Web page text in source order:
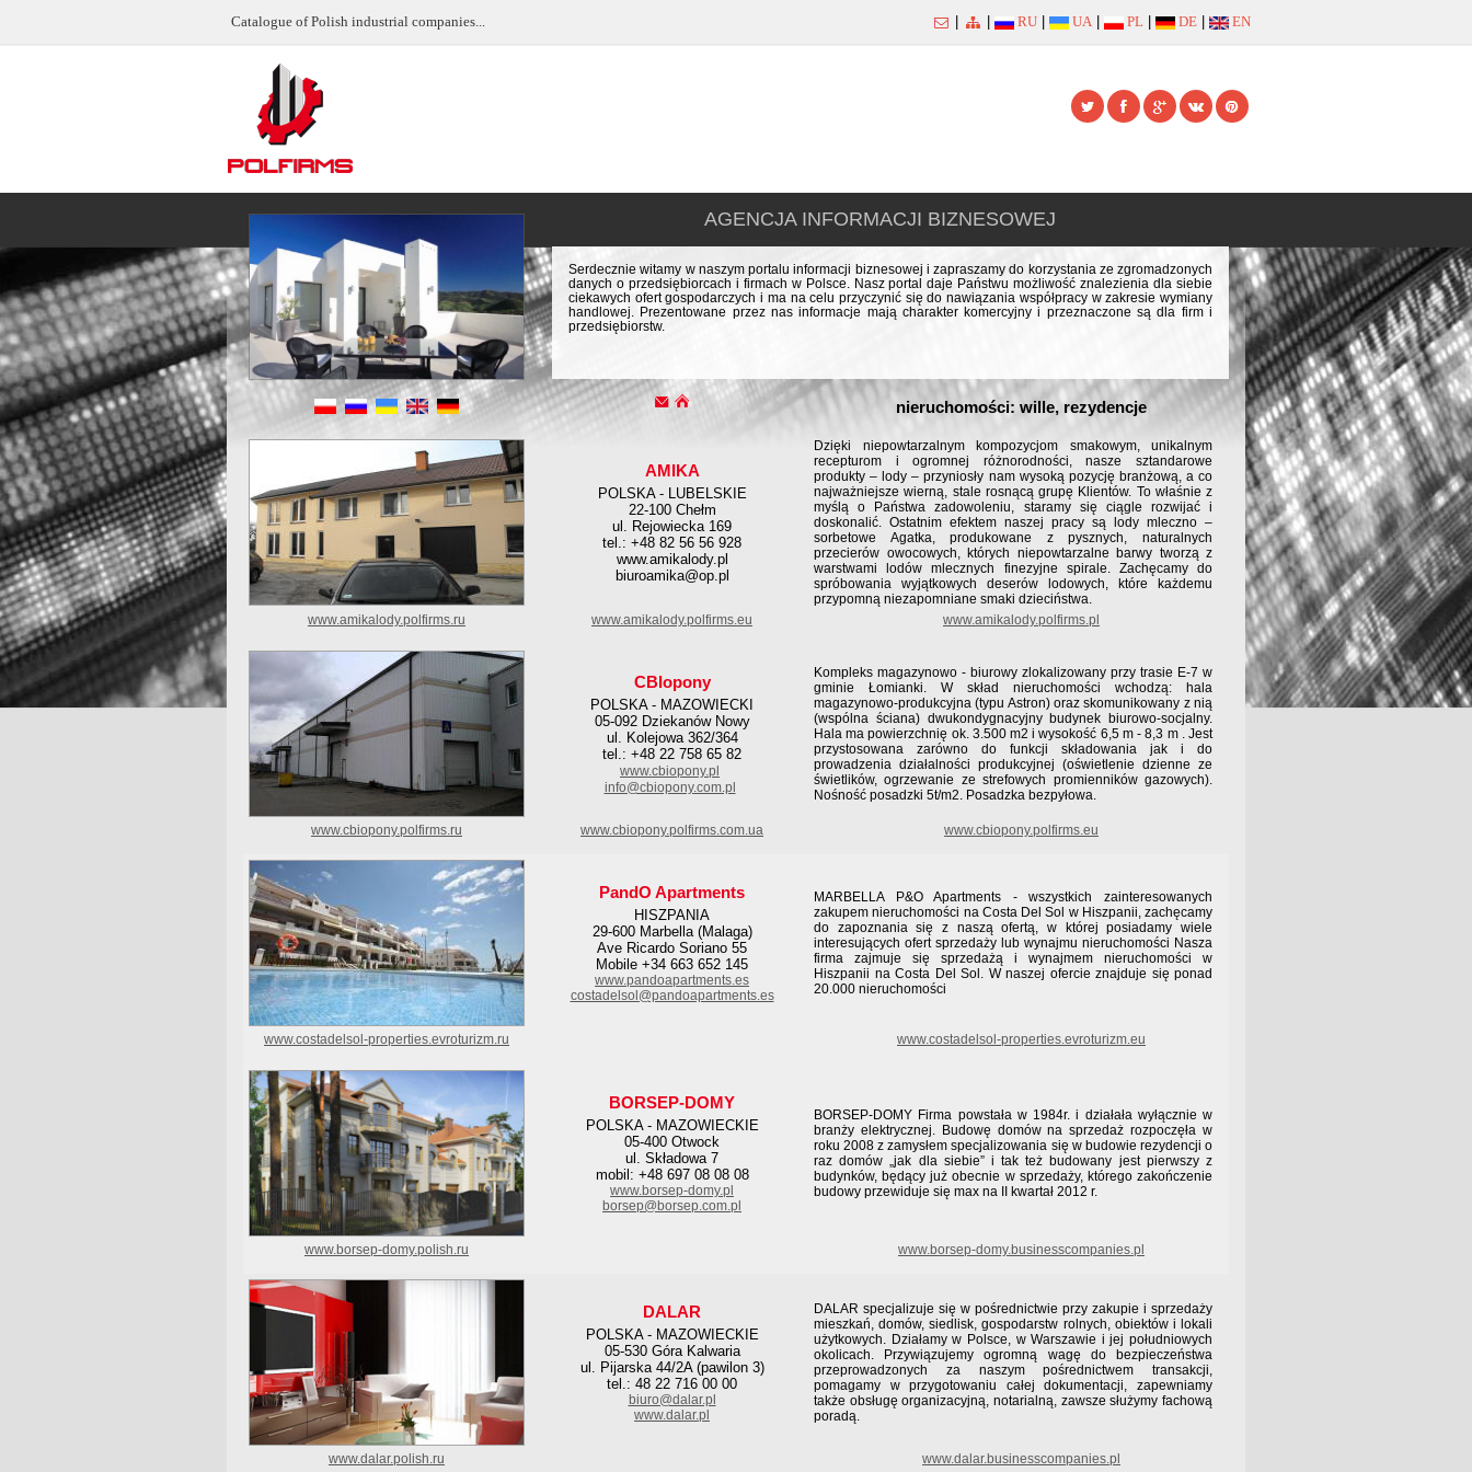
Catalogue of Polish industrial companies... RU UA PL DE EN
AGENCJA INFORMACJI BIZNESOWEJ
Serdecznie witamy w naszym portalu informacji biznesowej i zapraszamy do korzystania ze zgromadzonych
danych o przedsiębiorcach i firmach w Polsce. Nasz portal daje Państwu możliwość znalezienia dla siebie
ciekawych ofert gospodarczych i ma na celu przyczynić się do nawiązania współpracy w zakresie wymiany
handlowej. Prezentowane przez nas informacje mają charakter komercyjny i przeznaczone są dla firm i
przedsiębiorstw.
nieruchomości: wille, rezydencje
AMIKA
POLSKA - LUBELSKIE
22-100 Chełm
ul. Rejowiecka 169
tel.: +48 82 56 56 928
www.amikalody.pl
biuroamika@op.pl
Dzięki niepowtarzalnym kompozycjom smakowym, unikalnym
recepturom i ogromnej różnorodności, nasze sztandarowe
produkty – lody – przyniosły nam wysoką pozycję branżową, a co
najważniejsze wierną, stale rosnącą grupę Klientów. To właśnie z
myślą o Państwa zadowoleniu, staramy się ciągle rozwijać i
doskonalić. Ostatnim efektem naszej pracy są lody mleczno –
sorbetowe Agatka, produkowane z pysznych, naturalnych
przecierów owocowych, których niepowtarzalne barwy tworzą z
warstwami lodów mlecznych finezyjne spirale. Zachęcamy do
spróbowania wyjątkowych deserów lodowych, które każdemu
przypomną niezapomniane smaki dzieciństwa.
www.amikalody.polfirms.ru
www.amikalody.polfirms.eu www.amikalody.polfirms.pl
CBIopony
POLSKA - MAZOWIECKI
05-092 Dziekanów Nowy
ul. Kolejowa 362/364
tel.: +48 22 758 65 82
www.cbiopony.pl
info@cbiopony.com.pl
Kompleks magazynowo - biurowy zlokalizowany przy trasie E-7 w
gminie Łomianki. W skład nieruchomości wchodzą: hala
magazynowo-produkcyjna (typu Astron) oraz skomunikowany z nią
(wspólna ściana) dwukondygnacyjny budynek biurowo-socjalny.
Hala ma powierzchnię ok. 3.500 m2 i wysokość 6,5 m - 8,3 m . Jest
przystosowana zarówno do funkcji składowania jak i do
prowadzenia działalności produkcyjnej (oświetlenie dzienne ze
świetlików, ogrzewanie ze strefowych promienników gazowych).
Nośność posadzki 5t/m2. Posadzka bezpyłowa.
www.cbiopony.polfirms.ru www.cbiopony.polfirms.com.ua www.cbiopony.polfirms.eu
PandO Apartments
HISZPANIA
29-600 Marbella (Malaga)
Ave Ricardo Soriano 55
Mobile +34 663 652 145
www.pandoapartments.es
costadelsol@pandoapartments.es
MARBELLA P&O Apartments - wszystkich zainteresowanych
zakupem nieruchomości na Costa Del Sol w Hiszpanii, zachęcamy
do zapoznania się z naszą ofertą, w której posiadamy wiele
interesujących ofert sprzedaży lub wynajmu nieruchomości Nasza
firma zajmuje się sprzedażą i wynajmem nieruchomości w
Hiszpanii na Costa Del Sol. W naszej ofercie znajduje się ponad
20.000 nieruchomości
www.costadelsol-properties.evroturizm.ru www.costadelsol-properties.evroturizm.eu
BORSEP-DOMY
POLSKA - MAZOWIECKIE
05-400 Otwock
ul. Składowa 7
mobil: +48 697 08 08 08
www.borsep-domy.pl
borsep@borsep.com.pl
BORSEP-DOMY Firma powstała w 1984r. i działała wyłącznie w
branży elektrycznej. Budowę domów na sprzedaż rozpoczęła w
roku 2008 z zamysłem specjalizowania się w budowie rezydencji o
raz domów „jak dla siebie” i tak też budowany jest pierwszy z
budynków, będący już obecnie w sprzedaży, którego zakończenie
budowy przewiduje się max na II kwartał 2012 r.
www.borsep-domy.polish.ru www.borsep-domy.businesscompanies.pl
DALAR
POLSKA - MAZOWIECKIE
05-530 Góra Kalwaria
ul. Pijarska 44/2A (pawilon 3)
tel.: 48 22 716 00 00
biuro@dalar.pl
www.dalar.pl
DALAR specjalizuje się w pośrednictwie przy zakupie i sprzedaży
mieszkań, domów, siedlisk, gospodarstw rolnych, obiektów i lokali
użytkowych. Działamy w Polsce, w Warszawie i jej południowych
okolicach. Przywiązujemy ogromną wagę do bezpieczeństwa
przeprowadzonych za naszym pośrednictwem transakcji,
pomagamy w przygotowaniu całej dokumentacji, zapewniamy
także obsługę organizacyjną, notarialną, zawsze służymy fachową
poradą.
www.dalar.polish.ru www.dalar.businesscompanies.pl